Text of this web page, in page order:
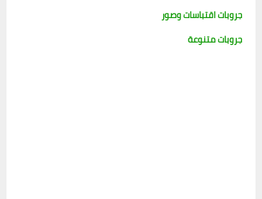
جروبات اقتباسات وصور
جروبات متنوعة